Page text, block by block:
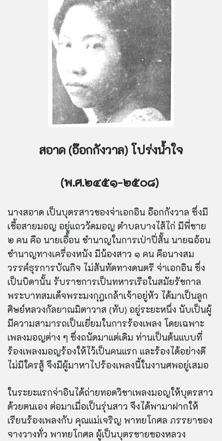
สอาด (อ๊อกกังวาล) โปร่งน้ำใจ
(พ.ศ.๒๔๕๑-๒๕๐๘)
นางสอาด เป็นบุตรสาวของจ่าเอกอิน อ๊อกกังวาล ซึ่งมี
เชื้อสายมอญ อยู่แถววัดมอญ ตำบลบางไส้ไก่ มีพี่ชาย
๒ คน คือ นายเอื้อน ชำนาญในการเป่าปี่สั้น นายฉอ้อน
ชำนาญทางเครื่องหนัง มีน้องสาว ๑ คน คือนางสม
วรรค์ธุรการบัณกิจ ไม่สันทัดทางดนตรี จ่าเอกอิน ซึ่ง
เป็นบิดานั้น รับราชการเป็นทหารเรือในสมัยรัชกาล
พระบาทสมเด็จพระมงกุฎเกล้าเจ้าอยู่หัว ได้มาเป็นลูก
ศิษย์หลวงกัลยาณมิตาวาส (ทับ) อยู่ระยะหนึ่ง นับเป็นผู้
มีความสามารถเป็นเยี่ยมในการร้องเพลง โดยเฉพาะ
เพลงมอญต่าง ๆ ซึ่งถนัดมาแต่เดิม ท่านเป็นต้นแบบที่
ร้องเพลงมอญร้องให้ไว้เป็นคนแรก และร้องได้อย่างดี
ไม่มีใครสู้ จึงมีผู้มาหาไปร้องเพลงนี้ในงานศพอยู่เสมอ
ในระยะแรกจ่าอินได้ถ่ายทอดวิชาเพลงมอญให้บุตรสาว
ด้วยตนเอง ต่อมาเมื่อเป็นรุ่นสาว จึงได้พามาฝากให้
เรียนร้องเพลงกับ คุณแม่เจริญ พาทยโกศล ภรรยาของ
จางวางทั่ว พาทยโกศล ผู้เป็นบุตรชายของหลวง